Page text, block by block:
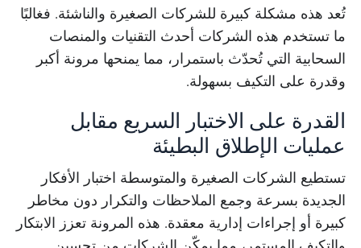
تُعد هذه مشكلة كبيرة للشركات الصغيرة والناشئة. فغالبًا
ما تستخدم هذه الشركات أحدث التقنيات والمنصات
السحابية التي تُحدّث باستمرار، مما يمنحها مرونة أكبر
وقدرة على التكيف بسهولة.
القدرة على الاختبار السريع مقابل
عمليات الإطلاق البطيئة
تستطيع الشركات الصغيرة والمتوسطة اختبار الأفكار
الجديدة بسرعة وجمع الملاحظات والتكرار دون مخاطر
كبيرة أو إجراءات إدارية معقدة. هذه المرونة تعزز الابتكار